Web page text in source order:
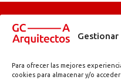
Para ofrecer las mejores
cookies para almacenar y/o
kalea, 11 | 48180 Loiu